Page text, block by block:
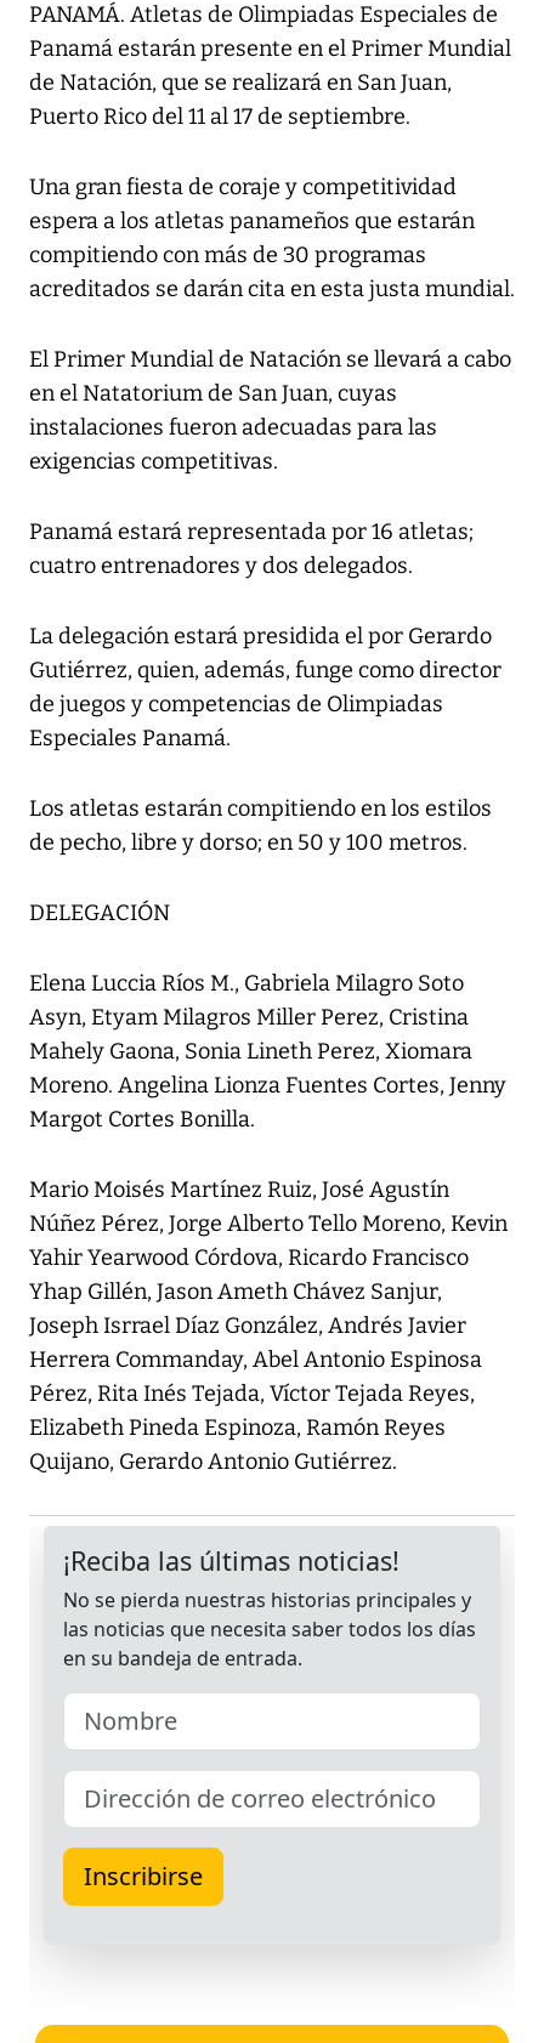
PANAMÁ. Atletas de Olimpiadas Especiales de
Panamá estarán presente en el Primer Mundial
de Natación, que se realizará en San Juan,
Puerto Rico del 11 al 17 de septiembre.
Una gran fiesta de coraje y competitividad
espera a los atletas panameños que estarán
compitiendo con más de 30 programas
acreditados se darán cita en esta justa mundial.
El Primer Mundial de Natación se llevará a cabo
en el Natatorium de San Juan, cuyas
instalaciones fueron adecuadas para las
exigencias competitivas.
Panamá estará representada por 16 atletas;
cuatro entrenadores y dos delegados.
La delegación estará presidida el por Gerardo
Gutiérrez, quien, además, funge como director
de juegos y competencias de Olimpiadas
Especiales Panamá.
Los atletas estarán compitiendo en los estilos
de pecho, libre y dorso; en 50 y 100 metros.
DELEGACIÓN
Elena Luccia Ríos M., Gabriela Milagro Soto
Asyn, Etyam Milagros Miller Perez, Cristina
Mahely Gaona, Sonia Lineth Perez, Xiomara
Moreno. Angelina Lionza Fuentes Cortes, Jenny
Margot Cortes Bonilla.
Mario Moisés Martínez Ruiz, José Agustín
Núñez Pérez, Jorge Alberto Tello Moreno, Kevin
Yahir Yearwood Córdova, Ricardo Francisco
Yhap Gillén, Jason Ameth Chávez Sanjur,
Joseph Isrrael Díaz González, Andrés Javier
Herrera Commanday, Abel Antonio Espinosa
Pérez, Rita Inés Tejada, Víctor Tejada Reyes,
Elizabeth Pineda Espinoza, Ramón Reyes
Quijano, Gerardo Antonio Gutiérrez.